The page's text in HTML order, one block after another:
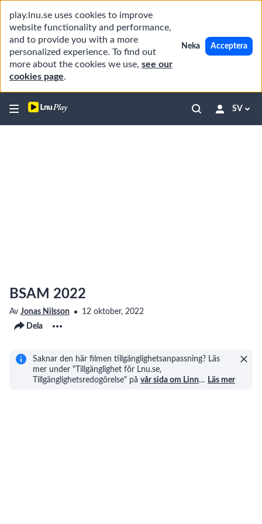
play.lnu.se uses cookies to improve
website functionality and performance,
and to provide you with a more
personalized experience. To find out
more about the cookies we use, see our
cookies page.
Neka Acceptera
SV
BSAM 2022
Av Jonas Nilsson
12 oktober, 2022
Dela
Saknar den här filmen tillgänglighetsanpassning? Läs
mer under "Tillgänglighet för Lnu.se,
Tillgänglighetsredogörelse" på vår sida om Linn… Läs mer